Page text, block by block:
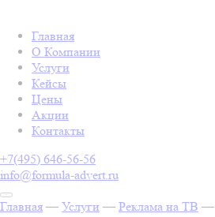
Главная
О Компании
Услуги
Кейсы
Цены
Акции
Контакты
+7(495) 646-56-56
info@formula-advert.ru
Главная — Услуги — Реклама на ТВ —